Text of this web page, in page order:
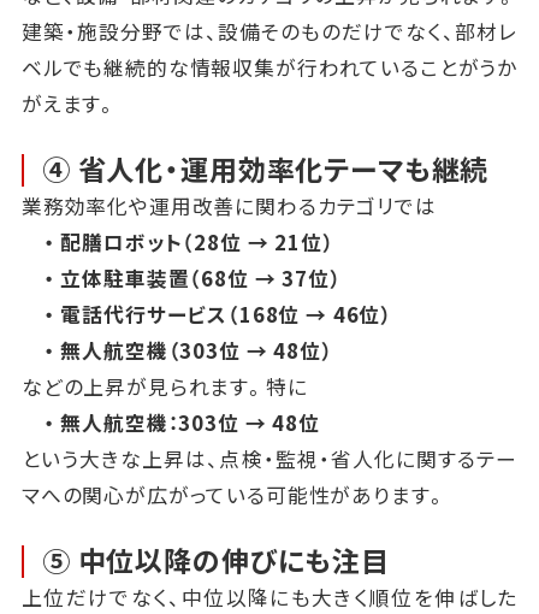
建築・施設分野では、設備そのものだけでなく、部材レ
ベルでも継続的な情報収集が行われていることがうか
がえます。
④ 省人化・運用効率化テーマも継続
業務効率化や運用改善に関わるカテゴリでは
・ 配膳ロボット（28位 → 21位）
・ 立体駐車装置（68位 → 37位）
・ 電話代行サービス（168位 → 46位）
・ 無人航空機（303位 → 48位）
などの上昇が見られます。特に
・ 無人航空機：303位 → 48位
という大きな上昇は、点検・監視・省人化に関するテー
マへの関心が広がっている可能性があります。
⑤ 中位以降の伸びにも注目
上位だけでなく、中位以降にも大きく順位を伸ばした